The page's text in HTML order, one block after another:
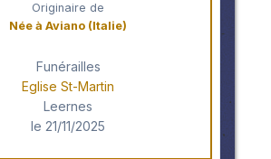
Originaire de
Née à Aviano (Italie)
Funérailles
Eglise St-Martin
Leernes
le 21/11/2025